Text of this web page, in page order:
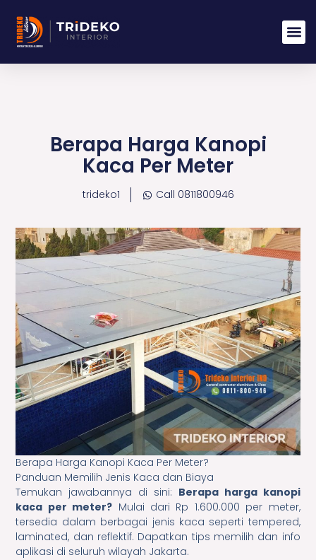
konten
Berapa Harga Kanopi
Kaca Per Meter
trideko1 Call 0811800946
Berapa Harga Kanopi Kaca Per Meter?
Panduan Memilih Jenis Kaca dan Biaya
Temukan jawabannya di sini: Berapa harga kanopi
kaca per meter? Mulai dari Rp 1.600.000 per meter,
tersedia dalam berbagai jenis kaca seperti tempered,
laminated, dan reflektif. Dapatkan tips memilih dan info
aplikasi di seluruh wilayah Jakarta.